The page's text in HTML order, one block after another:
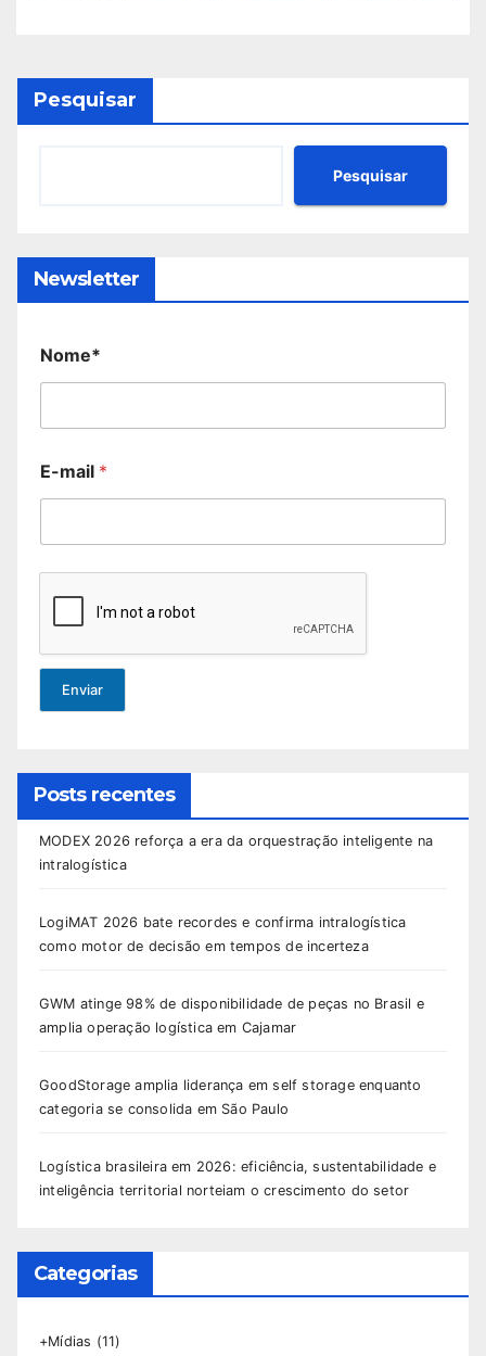
Pesquisar
Pesquisar
Newsletter
Nome*
E-mail *
Enviar
Posts recentes
MODEX 2026 reforça a era da orquestração inteligente na
intralogística
LogiMAT 2026 bate recordes e confirma intralogística
como motor de decisão em tempos de incerteza
GWM atinge 98% de disponibilidade de peças no Brasil e
amplia operação logística em Cajamar
GoodStorage amplia liderança em self storage enquanto
categoria se consolida em São Paulo
Logística brasileira em 2026: eficiência, sustentabilidade e
inteligência territorial norteiam o crescimento do setor
Categorias
+Mídias (11)